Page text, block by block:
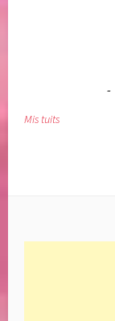
Mis tuits